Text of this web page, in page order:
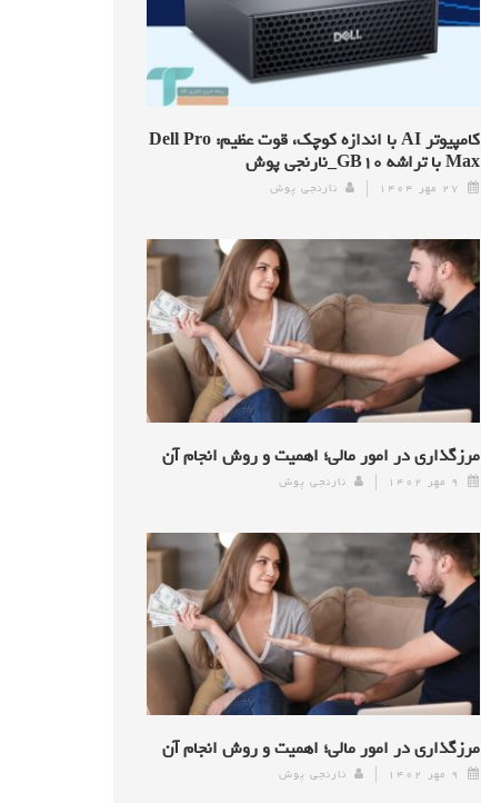
کامپیوتر AI با اندازه کوچک، قوت عظیم: Dell Pro
Max با تراشه GB۱۰_نارنجی پوش
۲۷ مهر ۱۴۰۴ نارنجی پوش
مرزگذاری در امور مالی؛ اهمیت و روش انجام آن
۹ مهر ۱۴۰۲ نارنجی پوش
مرزگذاری در امور مالی؛ اهمیت و روش انجام آن
۹ مهر ۱۴۰۲ نارنجی پوش